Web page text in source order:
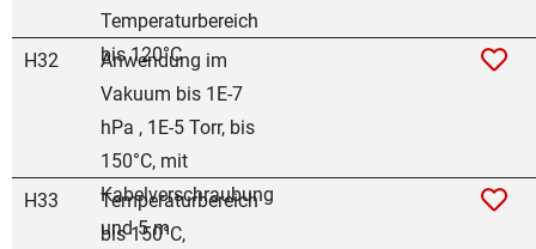
Temperaturbereich
bis 120°C
H32
Anwendung im
Vakuum bis 1E-7
hPa , 1E-5 Torr, bis
150°C, mit
Kabelverschraubung
und 5 m
H33
Temperaturbereich
bis 150°C,